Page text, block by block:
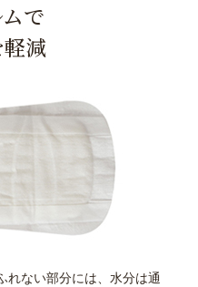
で
減
れない部分には、水分は通